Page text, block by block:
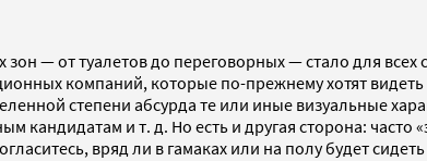
— от туалетов до переговорных — стало для
компаний, которые по-прежнему хотят
степени абсурда те или иные визуальные
кандидатам и т. д. Но есть и другая сторона:
вряд ли в гамаках или на полу будет